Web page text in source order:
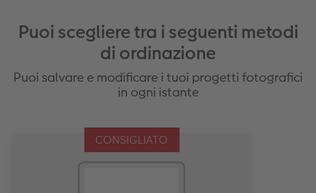
Puoi scegliere tra i seguenti metodi
di ordinazione
Puoi salvare e modificare i tuoi progetti fotografici
in ogni istante
CONSIGLIATO